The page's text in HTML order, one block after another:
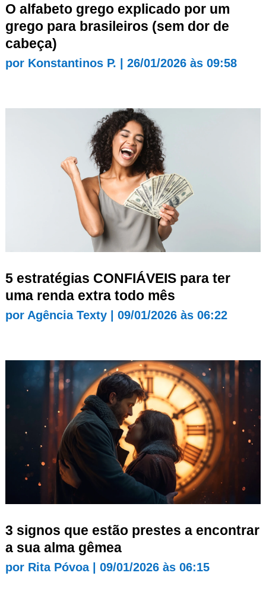
O alfabeto grego explicado por um
grego para brasileiros (sem dor de
cabeça)
por Konstantinos P. 26/01/2026 às 09:58
5 estratégias CONFIÁVEIS para ter
uma renda extra todo mês
por Agência Texty| 09/01/2026 às 06:22
3 signos que estão prestes a encontrar
a sua alma gêmea
por Rita Póvoa| 09/01/2026 às 06:15